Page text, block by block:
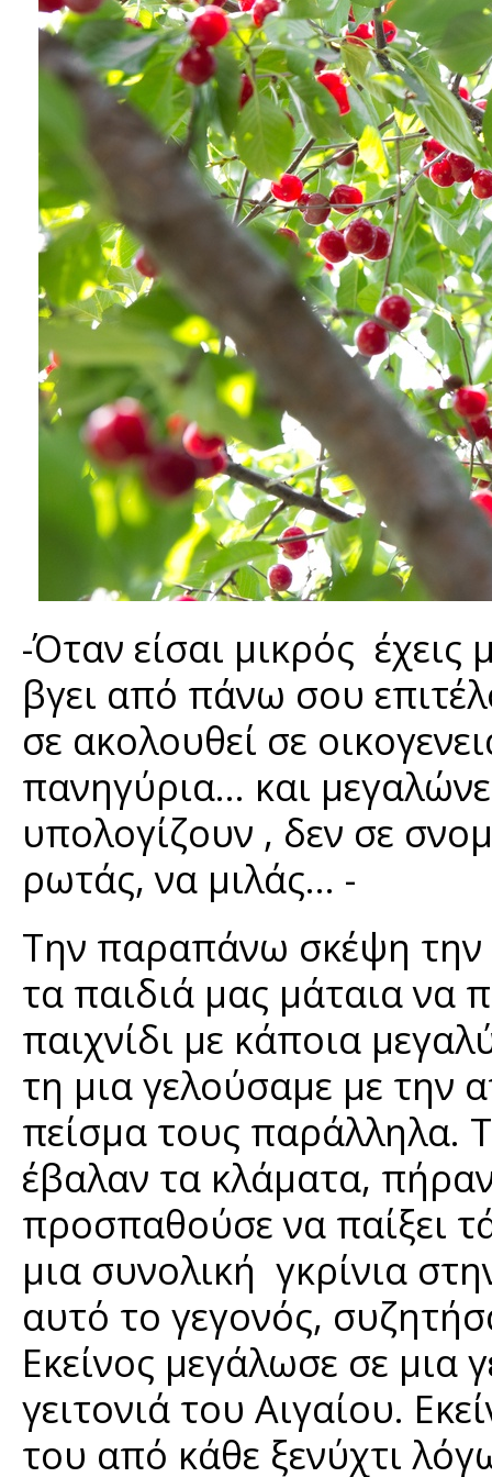
-Όταν είσαι μικρός έχεις
βγει από πάνω σου
σε ακολουθεί σε
πανηγύρια… και
υπολογίζουν , δεν σε
ρωτάς, να μιλάς… -
Την παραπάνω σκέψη την
τα παιδιά μας μάταια
παιχνίδι με κάποια
τη μια γελούσαμε με την
πείσμα τους παράλληλα.
έβαλαν τα κλάματα,
προσπαθούσε να παίξει
μια συνολική γκρίνια
αυτό το γεγονός,
Εκείνος μεγάλωσε σε μια
γειτονιά του Αιγαίου.
του από κάθε ξενύχτι